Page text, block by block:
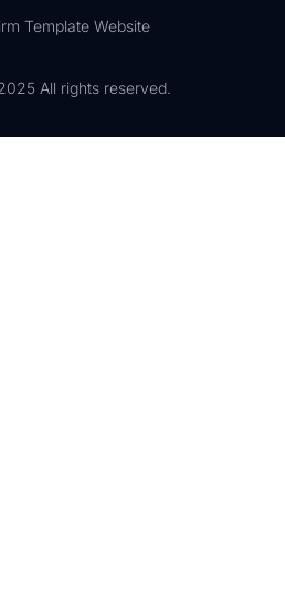
Template Website
All rights reserved.